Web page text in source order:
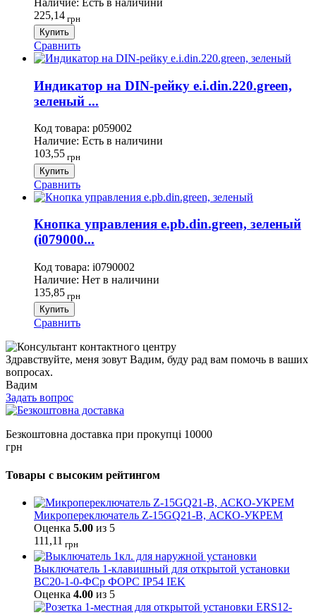
225,14 грн
Купить
Сравнить
Индикатор на DIN-рейку e.i.din.220.green,
зеленый ...
Код товара: p059002
Наличие: Есть в наличини
103,55 грн
Купить
Сравнить
Кнопка управления e.pb.din.green, зеленый
(i079000...
Код товара: i0790002
Наличие: Нет в наличини
135,85 грн
Купить
Сравнить
Здравствуйте, меня зовут Вадим, буду рад вам помочь в ваших
вопросах.
Вадим
Задать вопрос
Безкоштовна доставка при прокупці 10000
грн
Товары с высоким рейтингом
Микропереключатель Z-15GQ21-B, АСКО-УКРЕМ
Оценка 5.00 из 5
111,11 грн
Выключатель 1-клавишный для открытой установки
ВС20-1-0-ФСр ФОРС IP54 IEK
Оценка 4.00 из 5